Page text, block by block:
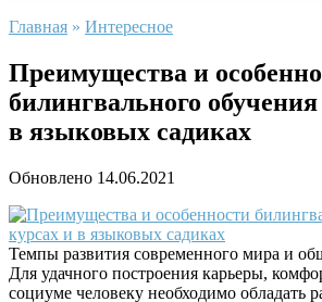
Главная » Интересное
Преимущества и
билингвального
в языковых садиках
Обновлено 14.06.2021
Темпы развития современного мира и
Для удачного построения карьеры,
социуме человеку необходимо обладать